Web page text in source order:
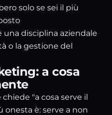
solo se sei il più
una disciplina aziendale
o la gestione del
a cosa
"a cosa serve il
onesta è: serve a non